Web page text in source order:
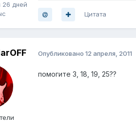
26 дней
Цитата
Опубликовано 12 апреля, 2011
помогите 3, 18, 19, 25??